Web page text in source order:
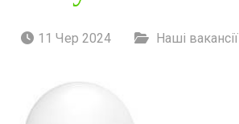
11 Чер 2024 Наші вакансії